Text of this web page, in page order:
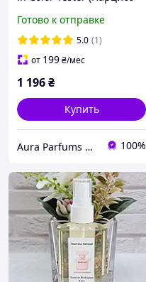
Колор) 100 ml/мл Тестер
Готово к отправке
5.0 (1)
от 199₴/мес
1 196₴
Купить
Aura Parfums | Интернет-магазин парфюмерии и косметики 100%